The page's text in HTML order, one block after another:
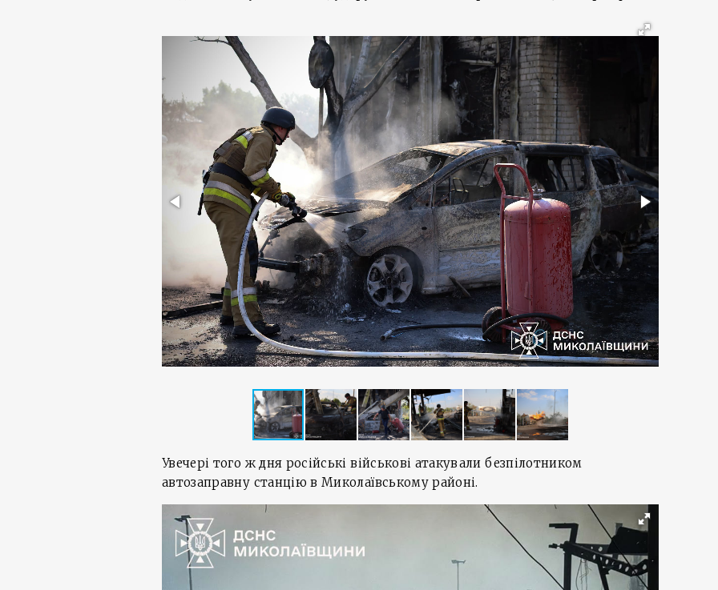
Увечері того ж дня російські військові атакували безпілотником
автозаправну станцію в Миколаївському районі.